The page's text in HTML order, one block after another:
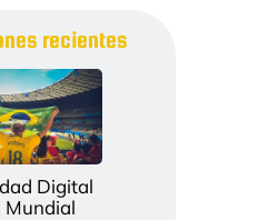
recientes
Digital
Mundial